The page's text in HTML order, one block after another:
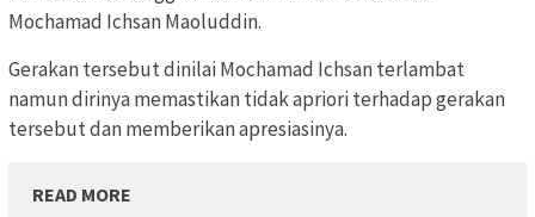
Mochamad Ichsan Maoluddin.
Gerakan tersebut dinilai Mochamad Ichsan terlambat
namun dirinya memastikan tidak apriori terhadap gerakan
tersebut dan memberikan apresiasinya.
READ MORE